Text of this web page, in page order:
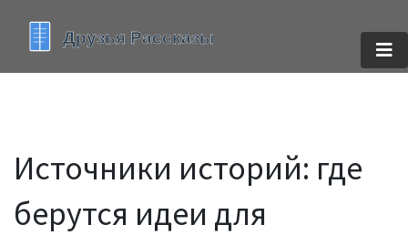
Источники историй: где
берутся идеи для